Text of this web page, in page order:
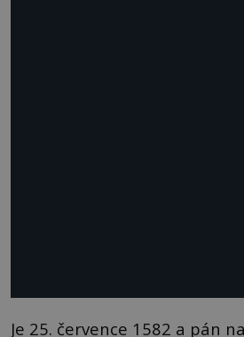
Je 25. července 1582 a pán